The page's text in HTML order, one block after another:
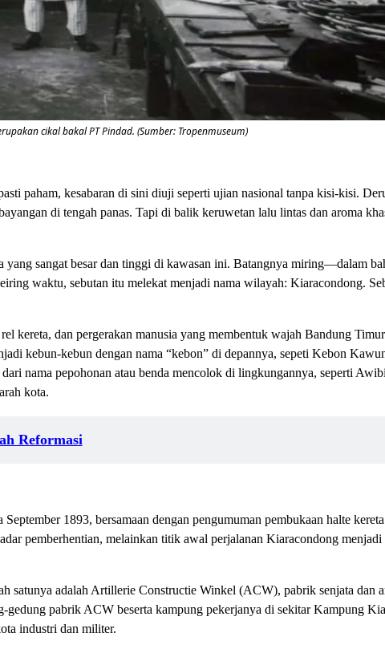
cikal bakal PT Pindad. (Sumber: Tropenmuseum)
paham, kesabaran di sini diuji seperti ujian nasional tanpa kisi-kisi.
di tengah panas. Tapi di balik keruwetan lalu lintas dan aroma
sangat besar dan tinggi di kawasan ini. Batangnya miring—dalam
waktu, sebutan itu melekat menjadi nama wilayah: Kiaracondong.
kereta, dan pergerakan manusia yang membentuk wajah Bandung
kebun-kebun dengan nama “kebon” di depannya, sepeti Kebon
nama pepohonan atau benda mencolok di lingkungannya, seperti
kota.
Reformasi
1893, bersamaan dengan pengumuman pembukaan halte
pemberhentian, melainkan titik awal perjalanan Kiaracondong
satunya adalah Artillerie Constructie Winkel (ACW), pabrik senjata dan
pabrik ACW beserta kampung pekerjanya di sekitar Kampung
industri dan militer.